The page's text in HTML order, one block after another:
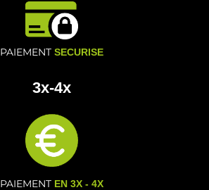
PAIEMENT SECURISE
3x-4x
PAIEMENT EN 3X - 4X